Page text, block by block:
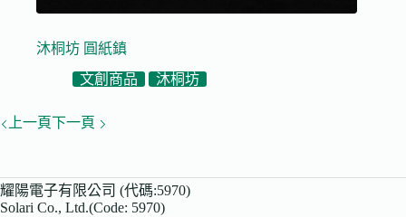
沐桐坊 圓紙鎮
文創商品
沐桐坊
上一頁下一頁
耀陽電子有限公司 (代碼:5970)
Solari Co., Ltd.(Code: 5970)